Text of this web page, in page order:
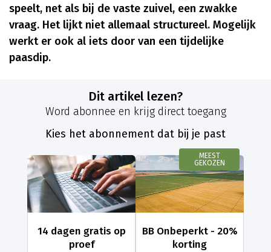
speelt, net als bij de vaste zuivel, een zwakke
vraag. Het lijkt niet allemaal structureel. Mogelijk
werkt er ook al iets door van een tijdelijke
paasdip.
Dit artikel lezen?
Word abonnee en krijg direct toegang
Kies het abonnement dat bij je past
14 dagen gratis op
proef
MEEST
GEKOZEN
BB Onbeperkt - 20%
korting